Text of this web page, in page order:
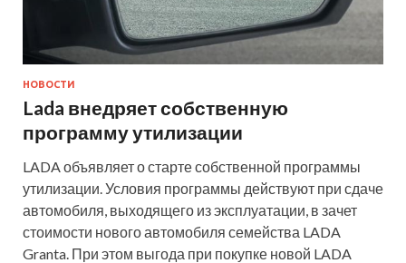
НОВОСТИ
Lada внедряет собственную
программу утилизации
LADA объявляет о старте собственной программы
утилизации. Условия программы действуют при сдаче
автомобиля, выходящего из эксплуатации, в зачет
стоимости нового автомобиля семейства LADA
Granta. При этом выгода при покупке новой LADA